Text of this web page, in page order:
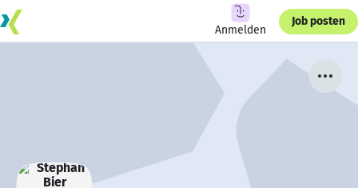
Anmelden
Job posten